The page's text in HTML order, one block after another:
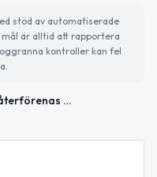
stöd av automatiserade
är alltid att rapportera
kontroller kan fel
GW och Guillou återförenas – planerar nyinspelning av klassiska VM-låten